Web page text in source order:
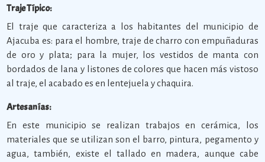
Traje Típico:
El traje que caracteriza a los habitantes del municipio de
Ajacuba es: para el hombre, traje de charro con empuñaduras
de oro y plata; para la mujer, los vestidos de manta con
bordados de lana y listones de colores que hacen más vistoso
al traje, el acabado es en lentejuela y chaquira.
Artesanías:
En este municipio se realizan trabajos en cerámica, los
materiales que se utilizan son el barro, pintura, pegamento y
agua, también, existe el tallado en madera, aunque cabe